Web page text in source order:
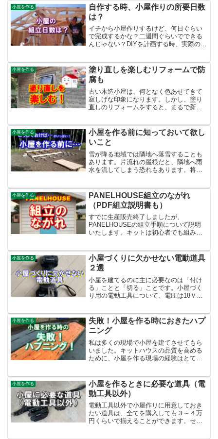
が短いスパンで塗装の塗り直しをするこ
とが、小屋を長持ちさせ...
小屋を作る
自作する時、小屋作りの所要日数
は？
イチから小屋作りするけど、何日ぐらい
で完成するかな？二週間ぐらいでできる
んじゃない？DIYを計画する時、実際の作
で、週末の休日だけを利用して作業する
方が多いでしょう。楽し...
小屋を作る
塗り直しを楽しむリフォームで防
腐も
古い木造小屋は、何となく色あせてきて
寂しげな印象になります。しかし、塗り
直しのリフォームをすると、まるで新築
数が長くなり、色数も増えてきました。
扱いが簡単な水性塗料も油...
小屋を作る
小屋を作る前に知っておいて欲し
いこと
雪が降る地域では隣地へ落雪することも
あります。片流れの屋根だと、隣地へ雨
水を流してしまう恐れもあります。将来
になります。将来的に小屋をどのように
使っていくのかも含めて、小屋を建てる
前に検討しましょう。
小屋を作る
PANELHOUSE組立のながれ
（PDF組立説明書も）
すでに生産販売終了しましたが、
PANELHOUSEの組立手順について説明
いたします。キットは初心者でも組み立
下にするように製作していました。枠材
はツーバイフォー材を...
小屋を作る
小屋づくりに欠かせない電動道具
２選
小屋を建てるのに主に必要なのは「付け
る」ことと「切る」ことです。小屋づく
り用の電動工具について、電圧は18Ｖが
性能や何個付属するか？」で値段が大き
く変わります。インパクトと比べてバッ
テリー消耗は大きい電動丸ノコは、バッ
テリー容量に注意が必要です。電動イン
パクトドライバーについては、最大締付
けトルクが140(N/m）以上があった方が
小屋を作る
失敗！小屋を作る時におきたハプ
ニング
私は多くの現場で小屋を建てさせてもら
いました。キットハウスの品質を高める
ために、小屋を作る現場の経験はとても
ると大変です！大幅に予定が狂ったりコ
ストが発生します。どんな...
小屋を作る
小屋を作るときに必要な道具（電
動工具以外）
電動工具以外で小屋作りに用意しておき
たい道具は、全てを購入しても３～４万
円くらいで揃えることができます。セル